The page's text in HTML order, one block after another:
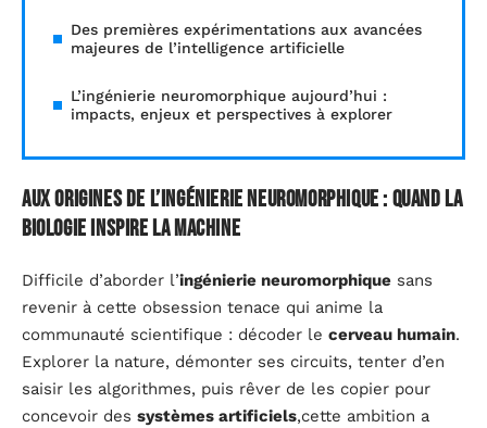
Des premières expérimentations aux avancées
majeures de l’intelligence artificielle
L’ingénierie neuromorphique aujourd’hui :
impacts, enjeux et perspectives à explorer
Aux origines de l’ingénierie neuromorphique : quand la
biologie inspire la machine
Difficile d’aborder l’ingénierie neuromorphique sans
revenir à cette obsession tenace qui anime la
communauté scientifique : décoder le cerveau humain.
Explorer la nature, démonter ses circuits, tenter d’en
saisir les algorithmes, puis rêver de les copier pour
concevoir des systèmes artificiels,cette ambition a